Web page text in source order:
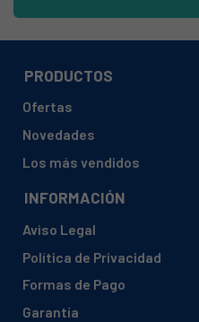
PRODUCTOS
Ofertas
Novedades
Los más vendidos
INFORMACIÓN
Aviso Legal
Política de Privacidad
Formas de Pago
Garantía